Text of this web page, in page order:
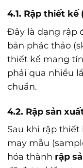
4.1. Rập thiết
Đây là dạng rập
bản phác thảo
thiết kế mang
phải qua nhiều
chuẩn.
4.2. Rập sản
Sau khi rập thiết
may mẫu
hóa thành rập